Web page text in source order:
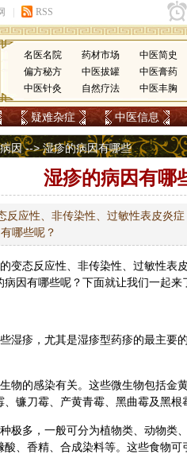
名医名院 药材市场 中医简史
偏方秘方
中医拔罐 中医膏药
中医针灸
自然疗法 中医丰胸
疑难杂症 中医信息
因--> 湿疹的病因有哪些
湿疹的病因有哪
反应性、非传染性、过敏性表皮炎
哪些呢？
变态反应性、非传染性、过敏性表
因有哪些呢？下面就让我们一起来
湿疹，尤其是湿疹型药疹的最主要
物的感染有关。这些微生物包括金
镰刀霉、产黄青霉、黑曲霉及黑根
极多，一般可分为植物类、动物类
、香精、合成染料等。这些食物